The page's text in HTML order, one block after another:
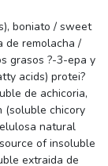
boniato / sweet
de remolacha /
grasos ?-3-epa y
acids) protei?
de achicoria,
(soluble chicory
natural
of insoluble
extraida de